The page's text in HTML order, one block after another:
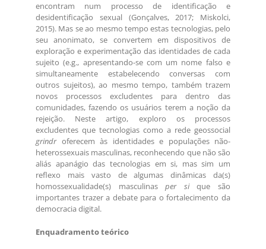
encontram num processo de identificação e
desidentificação sexual (Gonçalves, 2017; Miskolci,
2015). Mas se ao mesmo tempo estas tecnologias, pelo
seu anonimato, se convertem em dispositivos de
exploração e experimentação das identidades de cada
sujeito (e.g., apresentando-se com um nome falso e
simultaneamente estabelecendo conversas com
outros sujeitos), ao mesmo tempo, também trazem
novos processos excludentes para dentro das
comunidades, fazendo os usuários terem a noção da
rejeição. Neste artigo, exploro os processos
excludentes que tecnologias como a rede geossocial
grindroferecem às identidades e populações não-
heterossexuais masculinas, reconhecendo que não são
aliás apanágio das tecnologias em si, mas sim um
reflexo mais vasto de algumas dinâmicas da(s)
homossexualidade(s) masculinasper sique são
importantes trazer a debate para o fortalecimento da
democracia digital.
Enquadramento teórico